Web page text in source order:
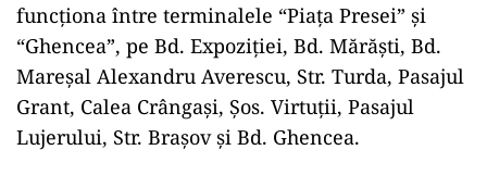
funcţiona între terminalele “Piaţa Presei” şi
“Ghencea”, pe Bd. Expoziţiei, Bd. Mărăşti, Bd.
Mareşal Alexandru Averescu, Str. Turda, Pasajul
Grant, Calea Crângaşi, Şos. Virtuţii, Pasajul
Lujerului, Str. Braşov și Bd. Ghencea.